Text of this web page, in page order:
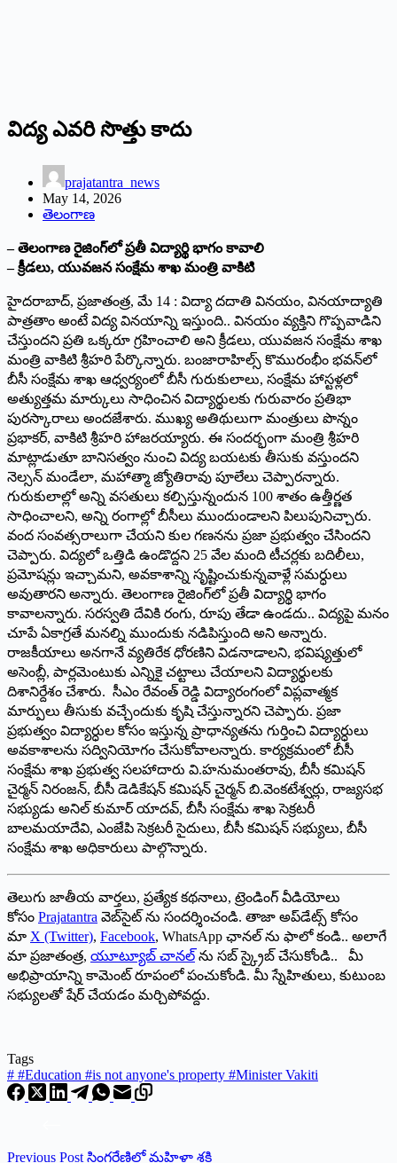
విద్య ఎవరి సొత్తు కాదు
prajatantra_news
May 14, 2026
తెలంగాణ
– తెలంగాణ రైజింగ్‌లో ప్రతీ విద్యార్థి భాగం కావాలి
– క్రీడలు, యువజన సంక్షేమ శాఖ మంత్రి వాకిటి
హైదరాబాద్, ప్రజాతంత్ర, మే 14 : విద్యా దదాతి వినయం, వినయాద్యాతి
పాత్రతాం అంటే విద్య వినయాన్ని ఇస్తుంది.. వినయం వ్యక్తిని గొప్పవాడిని
చేస్తుందని ప్రతి ఒక్కరూ గ్రహించాలి అని క్రీడలు, యువజన సంక్షేమ శాఖ
మంత్రి వాకిటి శ్రీహరి పేర్కొన్నారు. బంజారాహిల్స్ కొమురంభీం భవన్‌లో
బీసీ సంక్షేమ శాఖ ఆధ్వర్యంలో బీసీ గురుకులాలు, సంక్షేమ హాస్టళ్లలో
అత్యుత్తమ మార్కులు సాధించిన విద్యార్థులకు గురువారం ప్రతిభా
పురస్కారాలు అందజేశారు. ముఖ్య అతిథులుగా మంత్రులు పొన్నం
ప్రభాకర్, వాకిటి శ్రీహరి హాజరయ్యారు. ఈ సందర్భంగా మంత్రి శ్రీహరి
మాట్లాడుతూ బానిసత్వం నుంచి విద్య బయటకు తీసుకు వస్తుందని
నెల్సన్ మండేలా, మహాత్మా జ్యోతిరావు పూలేలు చెప్పారన్నారు.
గురుకులాల్లో అన్ని వసతులు కల్పిస్తున్నందున 100 శాతం ఉత్తీర్ణత
సాధించాలని, అన్ని రంగాల్లో బీసీలు ముందుండాలని పిలుపునిచ్చారు.
వంద సంవత్సరాలుగా చేయని కుల గణనను ప్రజా ప్రభుత్వం చేసిందని
చెప్పారు. విద్యలో ఒత్తిడి ఉండొద్దని 25 వేల మంది టీచర్లకు బదిలీలు,
ప్రమోషన్లు ఇచ్చామని, అవకాశాన్ని సృష్టించుకున్నవాళ్లే సమర్ధులు
అవుతారని అన్నారు. తెలంగాణ రైజింగ్‌లో ప్రతీ విద్యార్థి భాగం
కావాలన్నారు. సరస్వతి దేవికి రంగు, రూపు తేడా ఉండదు.. విద్యపై మనం
చూపే ఏకాగ్రతే మనల్ని ముందుకు నడిపిస్తుంది అని అన్నారు.
రాజకీయాలు అనగానే వ్యతిరేక ధోరణిని విడనాడాలని, భవిష్యత్తులో
అసెంబ్లీ, పార్లమెంటుకు ఎన్నికై చట్టాలు చేయాలని విద్యార్థులకు
దిశానిర్దేశం చేశారు. సీఎం రేవంత్ రెడ్డి విద్యారంగంలో విప్లవాత్మక
మార్పులు తీసుకు వచ్చేందుకు కృషి చేస్తున్నారని చెప్పారు. ప్రజా
ప్రభుత్వం విద్యార్ధుల కోసం ఇస్తున్న ప్రాధాన్యతను గుర్తించి విద్యార్ధులు
అవకాశాలను సద్వినియోగం చేసుకోవాలన్నారు. కార్యక్రమంలో బీసీ
సంక్షేమ శాఖ ప్రభుత్వ సలహాదారు వి.హనుమంతరావు, బీసీ కమిషన్
చైర్మన్ నిరంజన్, బీసీ డెడికేషన్ కమిషన్ చైర్మన్ బి.వెంకటేశ్వర్లు, రాజ్యసభ
సభ్యుడు అనిల్ కుమార్ యాదవ్, బీసీ సంక్షేమ శాఖ సెక్రటరీ
బాలమయాదేవి, ఎంజేపి సెక్రటరీ సైదులు, బీసీ కమిషన్ సభ్యులు, బీసీ
సంక్షేమ శాఖ అధికారులు పాల్గొన్నారు.
తెలుగు జాతీయ వార్తలు, ప్రత్యేక కథనాలు, ట్రెండింగ్ వీడియోలు
కోసం Prajatantra వెబ్‌సైట్ ను సందర్శించండి. తాజా అప్‌డేట్స్ కోసం
మా X (Twitter), Facebook, WhatsApp ఛానల్ ను ఫాలో కండి.. అలాగే
మా ప్రజాతంత్ర, యూట్యూబ్ చానల్ ను సబ్ స్క్రైబ్ చేసుకోండి.. మీ
అభిప్రాయాన్ని కామెంట్ రూపంలో పంచుకోండి. మీ స్నేహితులు, కుటుంబ
సభ్యులతో షేర్ చేయడం మర్చిపోవద్దు.
Tags
# #Education #is not anyone's property #Minister Vakiti
Previous Post సింగరేణిలో మహిళా శక్తి